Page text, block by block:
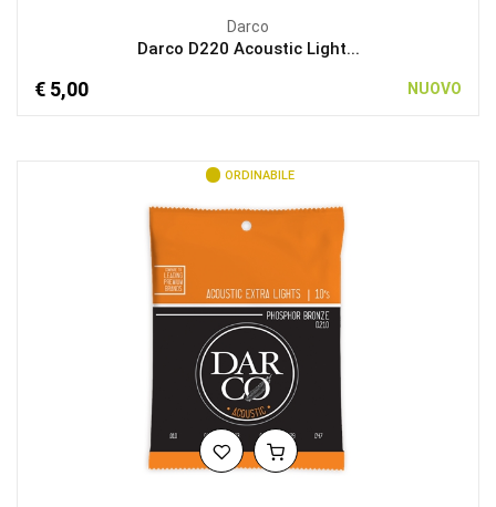
Darco
Darco D220 Acoustic Light...
€ 5,00 NUOVO
ORDINABILE